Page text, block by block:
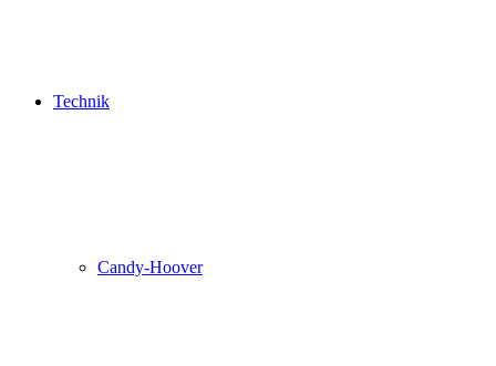
Technik
Candy-Hoover